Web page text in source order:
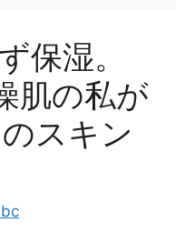
保湿。
肌の私が
スキン